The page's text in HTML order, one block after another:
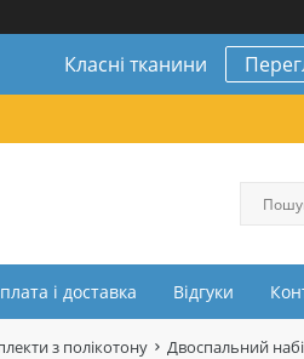
Класні тканини
і доставка Відгуки
з полікотону Двоспальний